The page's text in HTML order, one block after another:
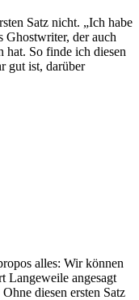
Satz nicht. „Ich habe
Ghostwriter, der auch
hat. So finde ich diesen
gut ist, darüber
alles: Wir können
Langeweile angesagt
diesen ersten Satz